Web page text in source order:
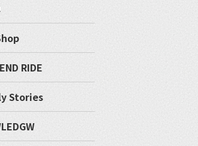
RIDE
Stories